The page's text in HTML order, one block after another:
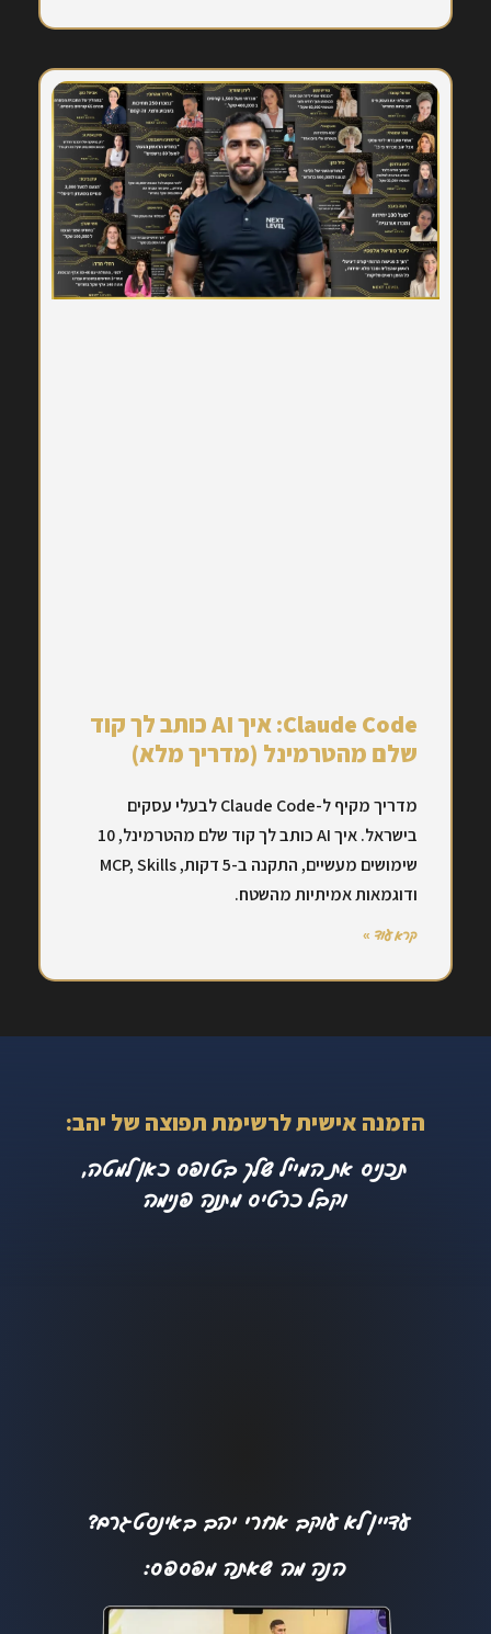
Claude Code: איך AI כותב לך קוד
שלם מהטרמינל (מדריך מלא)
מדריך מקיף ל-Claude Code לבעלי עסקים
בישראל. איך AI כותב לך קוד שלם מהטרמינל, 10
שימושים מעשיים, התקנה ב-5 דקות, MCP, Skills
ודוגמאות אמיתיות מהשטח.
קרא עוד »
הזמנה אישית לרשימת תפוצה של יהב:
תכניס את המייל שלך בטופס כאן למטה,
וקבל כרטיס מתנה פנימה
עדיין לא עוקב אחרי יהב באינסטגרם?
הנה מה שאתה מפספס: